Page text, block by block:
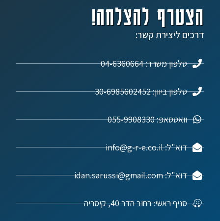
הצטרף להצלחה!
דרכים ליצירת קשר:
טלפון משרד: 04-6360664
טלפון ביוון: 30-6985602452
וואטסאפ: 055-9908330
דוא"ל: info@g-r-e.co.il
דוא"ל: idan.sarussi@gmail.com
סניף ראשי: רחוב הדר 40, קיסריה